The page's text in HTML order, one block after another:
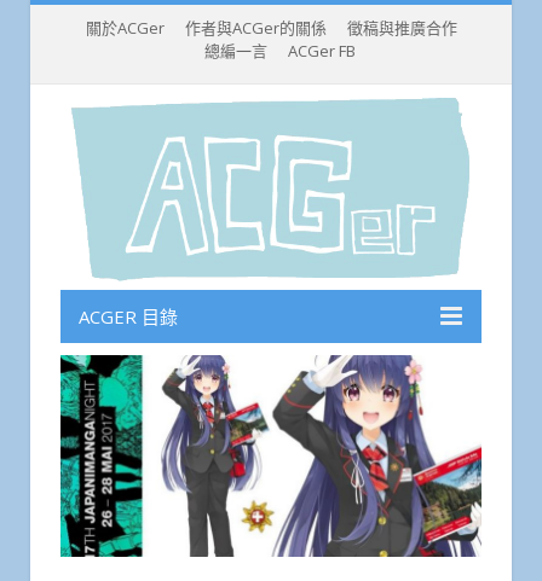
關於ACGer 作者與ACGer的關係
徵稿與推廣合作
總編一言
ACGer FB
ACGER 目錄